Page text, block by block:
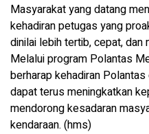
Masyarakat yang datang
kehadiran petugas yang
dinilai lebih tertib, cepat, dan
Melalui program Polantas
berharap kehadiran
dapat terus meningkatkan
mendorong kesadaran
kendaraan. (hms)